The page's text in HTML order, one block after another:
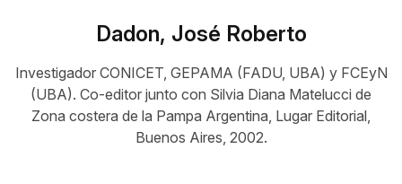
Dadon, José Roberto
Investigador CONICET, GEPAMA (FADU, UBA) y FCEyN
(UBA). Co-editor junto con Silvia Diana Matelucci de
Zona costera de la Pampa Argentina, Lugar Editorial,
Buenos Aires, 2002.